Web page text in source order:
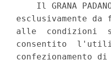
Il GRANA
esclusivamente
alle  condizioni
consentito
confezionamento